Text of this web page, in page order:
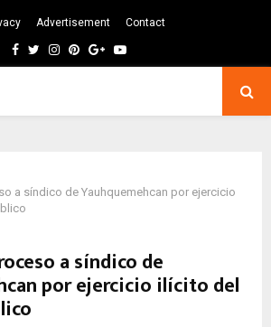
Advertisement Contact
Facebook
TwitterInstagram
Pinterest
GoogleYoutube
a síndico de Yauhquemehcan por ejercicio
a síndico de
por ejercicio ilícito del